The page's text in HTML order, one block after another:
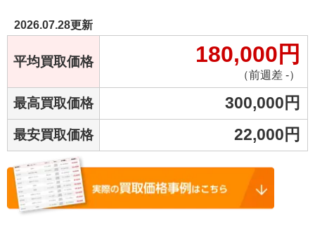
2026.07.28更新
平均買取価格 180,000 円
（前週差 -）
最高買取価格 300,000 円
最安買取価格 22,000 円